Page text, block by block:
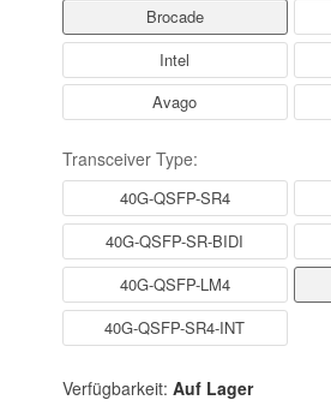
Brocade
Intel
Avago
Transceiver Type:
40G-QSFP-SR4
40G-QSFP-SR-BIDI
40G-QSFP-LM4
40G-QSFP-SR4-INT
Verfügbarkeit: Auf Lager